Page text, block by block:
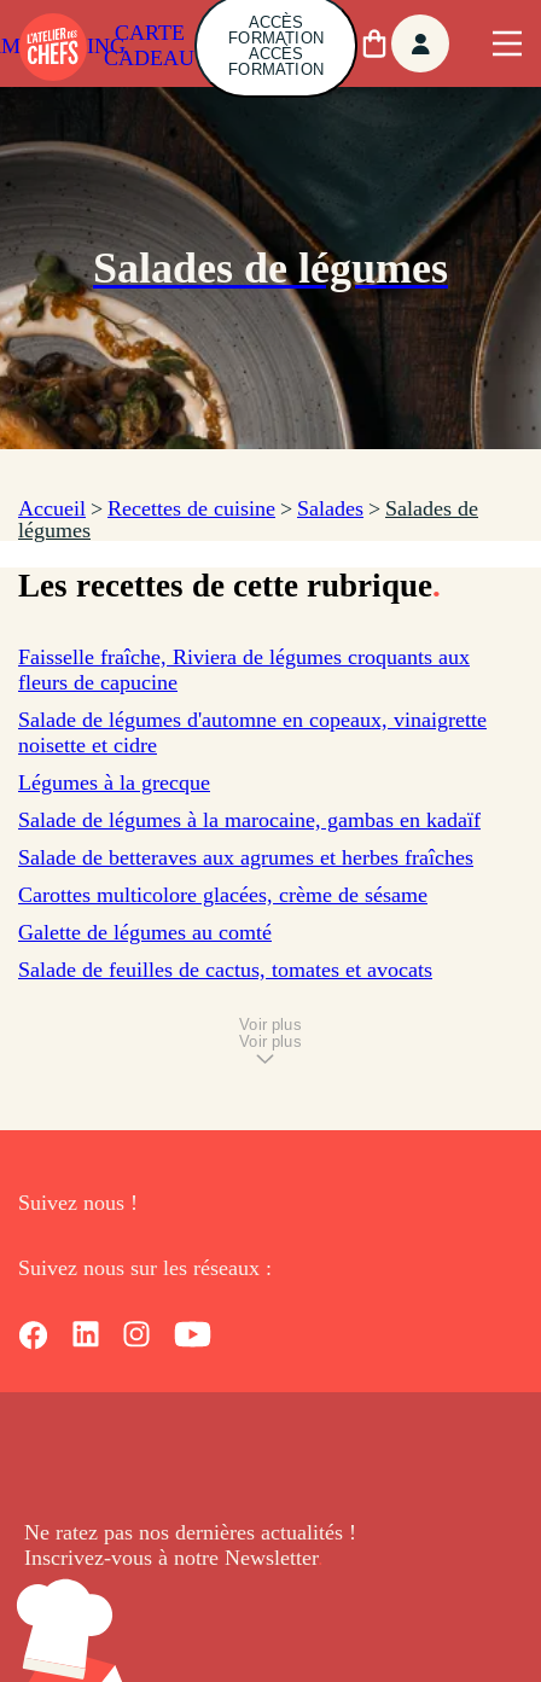
CARTE
CADEAU
ACCÈS
FORMATION
ACCÈS
FORMATION
Salades de légumes
Accueil > Recettes de cuisine > Salades > Salades de
légumes
Les recettes de cette rubrique.
Faisselle fraîche, Riviera de légumes croquants aux
fleurs de capucine
Salade de légumes d'automne en copeaux, vinaigrette
noisette et cidre
Légumes à la grecque
sur 201 avis
Salade de légumes à la marocaine, gambas en kadaïf
sur 1 avis
Salade de betteraves aux agrumes et herbes fraîches
sur 10 avis
Carottes multicolore glacées, crème de sésame
sur 35 avis
Galette de légumes au comté
sur 1 avis
Salade de feuilles de cactus, tomates et avocats
Voir plus
Voir plus
Suivez nous !
Suivez nous sur les réseaux :
Ne ratez pas nos dernières actualités !
Inscrivez-vous à notre Newsletter.